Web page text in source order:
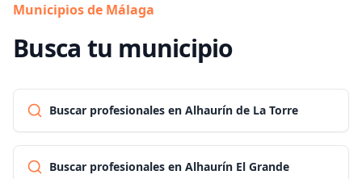
Municipios de Málaga
Busca tu municipio
Buscar profesionales en Alhaurín de La Torre
Buscar profesionales en Alhaurín El Grande